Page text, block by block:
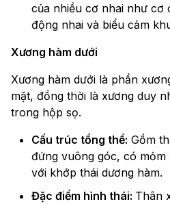
của nhiều cơ nhai như
động nhai và biểu cảm
Xương hàm dưới
Xương hàm dưới là phần
mặt, đồng thời là xương duy
trong hộp sọ.
Cấu trúc tổng thể: Gồm
đứng vuông góc, có
với khớp thái dương hàm.
Đặc điểm hình thái: Thân